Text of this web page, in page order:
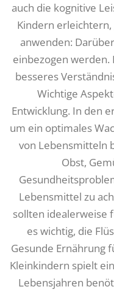
auch die kognitive
Kindern
anwenden:
einbezogen
besseres
Wichtige
Entwicklung. In den
um ein optimales
von Lebensmitteln
Obst,
Lebensmittel zu
sollten idealerweise
es wichtig, die
Gesunde Ernährung
Kleinkindern spielt
Lebensjahren